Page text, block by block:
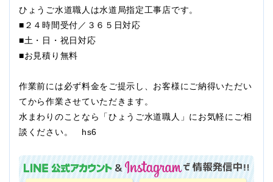
ひょうご水道職人は水道局指定工事店です。
■２４時間受付／３６５日対応
■土・日・祝日対応
■お見積り無料
作業前には必ず料金をご提示し、お客様にご納得いただい
てから作業させていただきます。
水まわりのことなら「ひょうご水道職人」にお気軽にご相
談ください。 hs6